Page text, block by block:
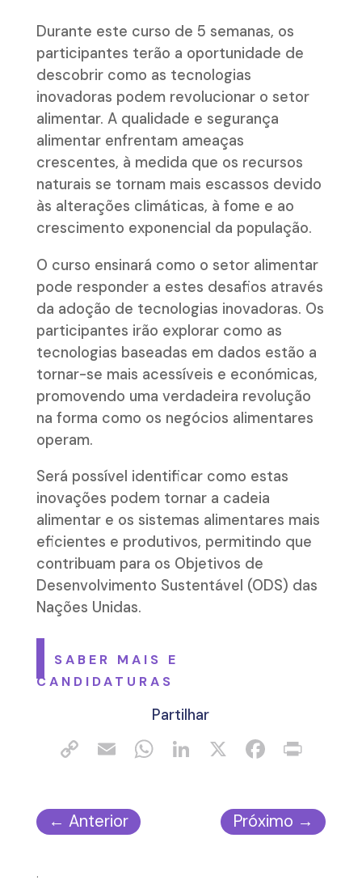
Durante este curso de 5 semanas, os
participantes terão a oportunidade de
descobrir como as tecnologias
inovadoras podem revolucionar o setor
alimentar. A qualidade e segurança
alimentar enfrentam ameaças
crescentes, à medida que os recursos
naturais se tornam mais escassos devido
às alterações climáticas, à fome e ao
crescimento exponencial da população.
O curso ensinará como o setor alimentar
pode responder a estes desafios através
da adoção de tecnologias inovadoras. Os
participantes irão explorar como as
tecnologias baseadas em dados estão a
tornar-se mais acessíveis e económicas,
promovendo uma verdadeira revolução
na forma como os negócios alimentares
operam.
Será possível identificar como estas
inovações podem tornar a cadeia
alimentar e os sistemas alimentares mais
eficientes e produtivos, permitindo que
contribuam para os Objetivos de
Desenvolvimento Sustentável (ODS) das
Nações Unidas.
SABER MAIS E
CANDIDATURAS
Partilhar
← Anterior Próximo →
.